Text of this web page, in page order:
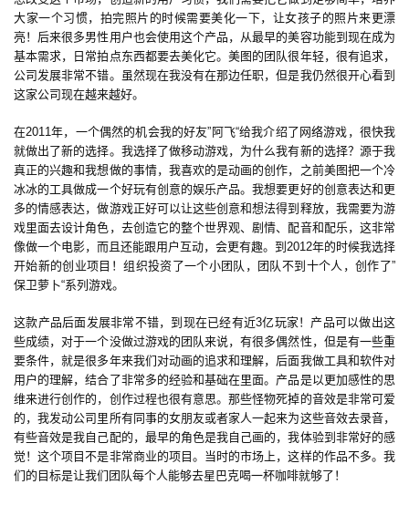
2
5
第
十
三
金
茶
奖
7
3
0
日
游
茶
大家一个习惯，拍完照片的时候需要美化一下，让女孩子的照片来更漂
亮！后来很多男性用户也会使用这个产品，从最早的美容功能到现在成为
基本需求，日常拍点东西都要去美化它。美图的团队很年轻，很有追求，
公司发展非常不错。虽然现在我没有在那边任职，但是我仍然很开心看到
这家公司现在越来越好。
在2011年，一个偶然的机会我的好友”阿飞“给我介绍了网络游戏，很快我
就做出了新的选择。我选择了做移动游戏，为什么我有新的选择？源于我
真正的兴趣和我想做的事情，我喜欢的是动画的创作，之前美图把一个冷
冰冰的工具做成一个好玩有创意的娱乐产品。我想要更好的创意表达和更
多的情感表达，做游戏正好可以让这些创意和想法得到释放，我需要为游
戏里面去设计角色，去创造它的整个世界观、剧情、配音和配乐，这非常
像做一个电影，而且还能跟用户互动，会更有趣。到2012年的时候我选择
开始新的创业项目！组织投资了一个小团队，团队不到十个人，创作了”
保卫萝卜“系列游戏。
这款产品后面发展非常不错，到现在已经有近3亿玩家！产品可以做出这
些成绩，对于一个没做过游戏的团队来说，有很多偶然性，但是有一些重
要条件，就是很多年来我们对动画的追求和理解，后面我做工具和软件对
用户的理解，结合了非常多的经验和基础在里面。产品是以更加感性的思
维来进行创作的，创作过程也很有意思。那些怪物死掉的音效是非常可爱
的，我发动公司里所有同事的女朋友或者家人一起来为这些音效去录音，
有些音效是我自己配的，最早的角色是我自己画的，我体验到非常好的感
觉！这个项目不是非常商业的项目。当时的市场上，这样的作品不多。我
们的目标是让我们团队每个人能够去星巴克喝一杯咖啡就够了！